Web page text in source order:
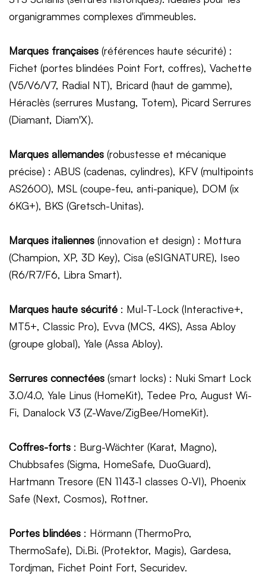
organigrammes complexes d'immeubles.
Marques françaises (références haute sécurité) :
Fichet (portes blindées Point Fort, coffres), Vachette
(V5/V6/V7, Radial NT), Bricard (haut de gamme),
Héraclès (serrures Mustang, Totem), Picard Serrures
(Diamant, Diam'X).
Marques allemandes (robustesse et mécanique
précise) : ABUS (cadenas, cylindres), KFV (multipoints
AS2600), MSL (coupe-feu, anti-panique), DOM (ix
6KG+), BKS (Gretsch-Unitas).
Marques italiennes (innovation et design) : Mottura
(Champion, XP, 3D Key), Cisa (eSIGNATURE), Iseo
(R6/R7/F6, Libra Smart).
Marques haute sécurité : Mul-T-Lock (Interactive+,
MT5+, Classic Pro), Evva (MCS, 4KS), Assa Abloy
(groupe global), Yale (Assa Abloy).
Serrures connectées (smart locks) : Nuki Smart Lock
3.0/4.0, Yale Linus (HomeKit), Tedee Pro, August Wi-
Fi, Danalock V3 (Z-Wave/ZigBee/HomeKit).
Coffres-forts : Burg-Wächter (Karat, Magno),
Chubbsafes (Sigma, HomeSafe, DuoGuard),
Hartmann Tresore (EN 1143-1 classes 0-VI), Phoenix
Safe (Next, Cosmos), Rottner.
Portes blindées : Hörmann (ThermoPro,
ThermoSafe), Di.Bi. (Protektor, Magis), Gardesa,
Tordjman, Fichet Point Fort, Securidev.